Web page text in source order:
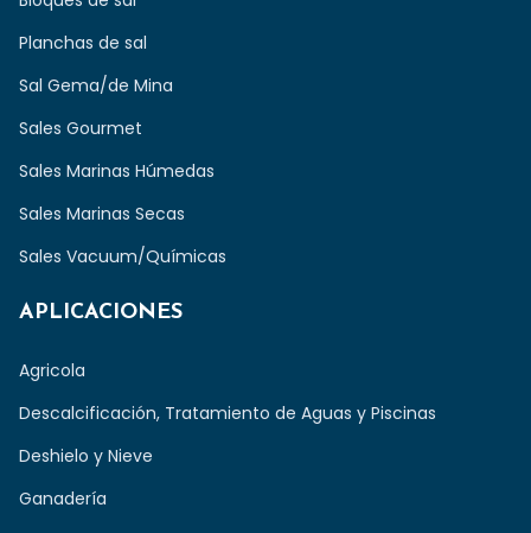
Planchas de sal
Sal Gema/de Mina
Sales Gourmet
Sales Marinas Húmedas
Sales Marinas Secas
Sales Vacuum/Químicas
APLICACIONES
Agricola
Descalcificación, Tratamiento de Aguas y Piscinas
Deshielo y Nieve
Ganadería